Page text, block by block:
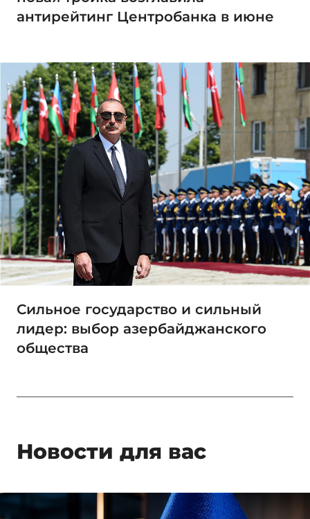
антирейтинг Центробанка в июне
Сильное государство и сильный
лидер: выбор азербайджанского
общества
Новости для вас